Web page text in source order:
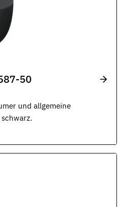
50
und allgemeine